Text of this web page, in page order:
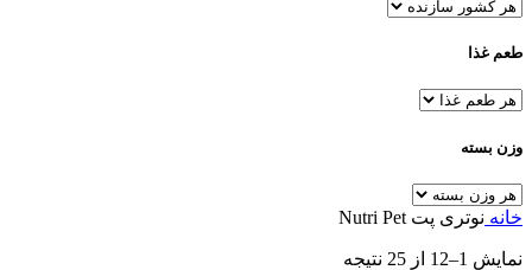
طعم غذا
وزن بسته
خانه نوتری پت Nutri Pet
نمایش 1–12 از 25 نتیجه